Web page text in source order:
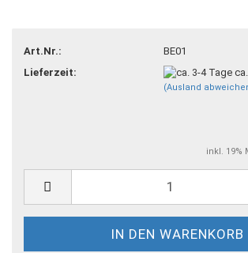
Art.Nr.:
BE01
Lieferzeit:
(Ausland
inkl. 19%